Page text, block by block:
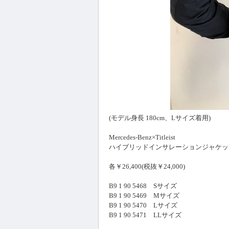
(モデル身長 180cm、Lサイズ着用)
Mercedes-Benz×Titleist
ハイブリッドインサレーションジャケ
各￥26,400(税抜￥24,000)
B9 1 90 5468 Sサイズ
B9 1 90 5469 Mサイズ
B9 1 90 5470 Lサイズ
B9 1 90 5471 LLサイズ